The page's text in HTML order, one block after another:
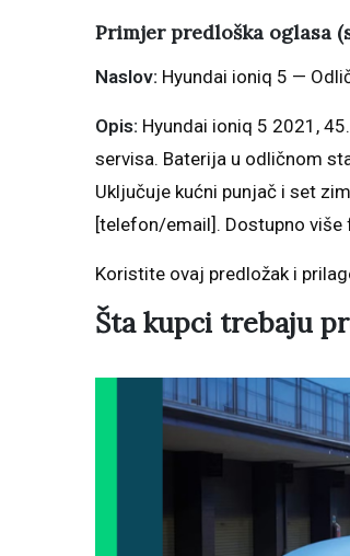
Primjer predloška oglasa
Naslov: Hyundai ioniq 5 —
Opis: Hyundai ioniq 5 2021,
servisa. Baterija u odličnom
Uključuje kućni punjač i set
[telefon/email]. Dostupno
Koristite ovaj predložak i
Šta kupci trebaju